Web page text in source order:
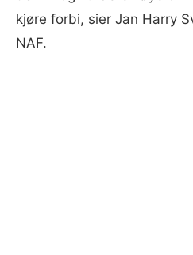
kjøre forbi, sier Jan Harry
NAF.